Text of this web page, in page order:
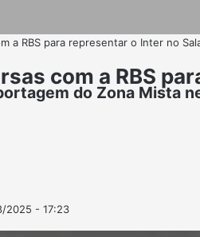
a RBS para representar o Inter no
com a RBS
do Zona Mista
2025 - 17:23